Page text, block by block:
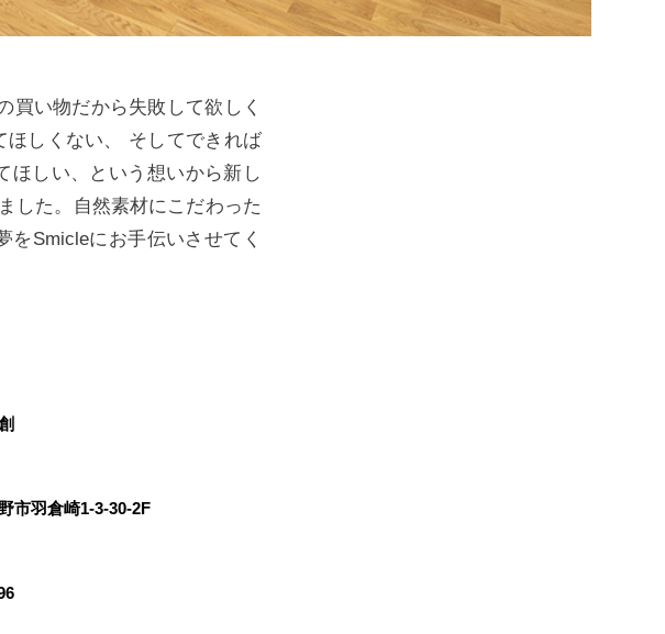
買い物だから失敗して欲しく
ほしくない、 そしてできれば
ほしい、という想いから新し
した。自然素材にこだわった
Smicleにお手伝いさせてく
市羽倉崎1-3-30-2F